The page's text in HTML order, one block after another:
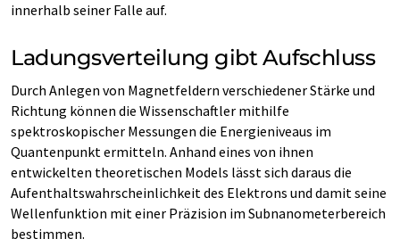
innerhalb seiner Falle auf.
Ladungsverteilung gibt Aufschluss
Durch Anlegen von Magnetfeldern verschiedener Stärke und
Richtung können die Wissenschaftler mithilfe
spektroskopischer Messungen die Energieniveaus im
Quantenpunkt ermitteln. Anhand eines von ihnen
entwickelten theoretischen Models lässt sich daraus die
Aufenthaltswahrscheinlichkeit des Elektrons und damit seine
Wellenfunktion mit einer Präzision im Subnanometerbereich
bestimmen.